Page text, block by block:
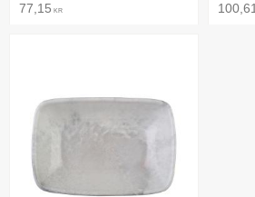
77,15 KR
100,61